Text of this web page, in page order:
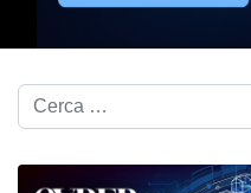
Cerca nel blog...